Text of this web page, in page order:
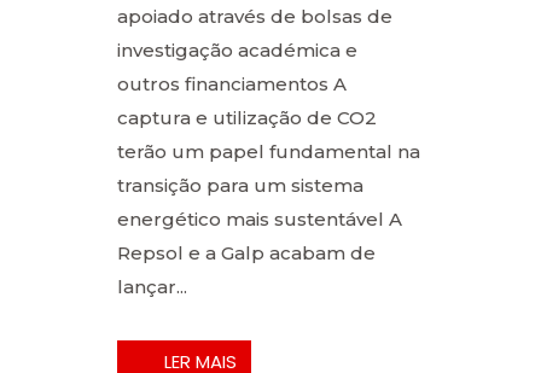
apoiado através de bolsas de
investigação académica e
outros financiamentos A
captura e utilização de CO2
terão um papel fundamental na
transição para um sistema
energético mais sustentável A
Repsol e a Galp acabam de
lançar...